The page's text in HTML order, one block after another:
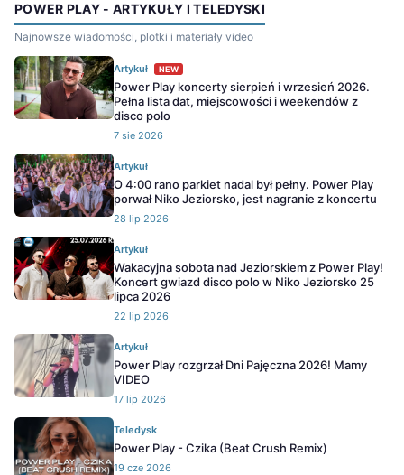
POWER PLAY - ARTYKUŁY I TELEDYSKI
Najnowsze wiadomości, plotki i materiały video
Artykuł NEW
Power Play koncerty sierpień i wrzesień 2026.
Pełna lista dat, miejscowości i weekendów z
disco polo
7 sie 2026
Artykuł
O 4:00 rano parkiet nadal był pełny. Power Play
porwał Niko Jeziorsko, jest nagranie z koncertu
28 lip 2026
Artykuł
Wakacyjna sobota nad Jeziorskiem z Power Play!
Koncert gwiazd disco polo w Niko Jeziorsko 25
lipca 2026
22 lip 2026
Artykuł
Power Play rozgrzał Dni Pajęczna 2026! Mamy
VIDEO
17 lip 2026
Teledysk
Power Play - Czika (Beat Crush Remix)
19 cze 2026